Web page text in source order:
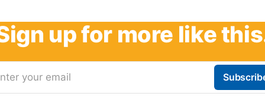
up for more like
your email